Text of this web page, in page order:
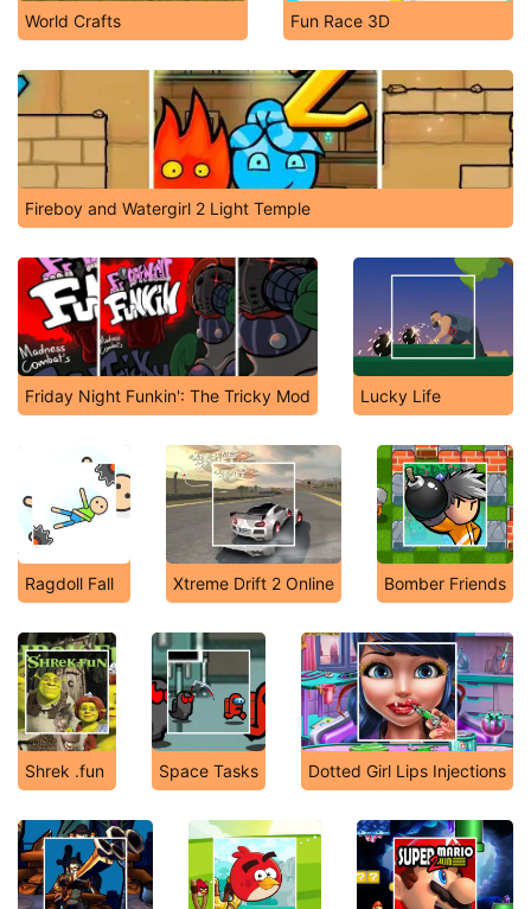
World Crafts Fun Race 3D
Fireboy and Watergirl 2 Light Temple
Friday Night Funkin': The Tricky Mod Lucky Life
Ragdoll Fall Xtreme Drift 2 Online Bomber Friends
Shrek .fun Space Tasks Dotted Girl Lips Injections